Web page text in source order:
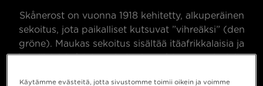
Skånerost on vuonna 1918 kehitetty, alkuperäinen
sekoitus, jota paikalliset kutsuvat ”vihreäksi” (den
gröne). Maukas sekoitus sisältää itäafrikkalaisia ja
brasilialaisia käsin poimittuja arabica-papuja, joita
Käytämme evästeitä, jotta sivustomme toimii oikein ja voimme